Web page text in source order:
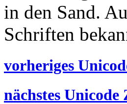
in den Sand.
Schriften
vorheriges
nächstes